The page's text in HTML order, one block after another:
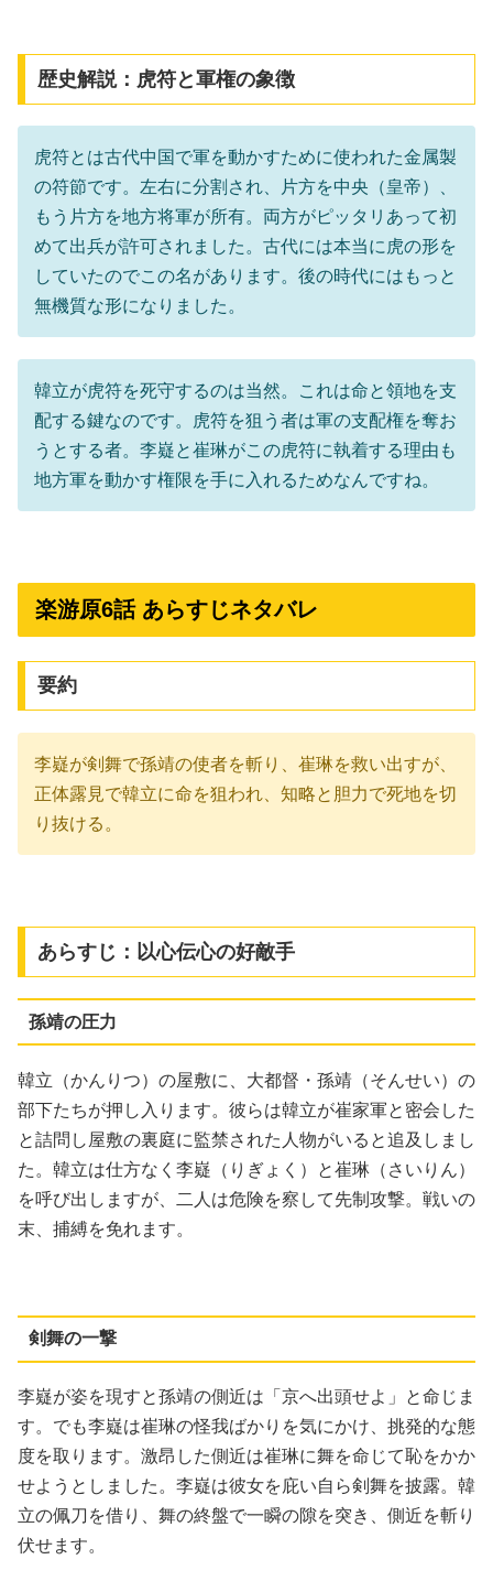
歴史解説：虎符と軍権の象徴
虎符とは古代中国で軍を動かすために使われた金属製
の符節です。左右に分割され、片方を中央（皇帝）、
もう片方を地方将軍が所有。両方がピッタリあって初
めて出兵が許可されました。古代には本当に虎の形を
していたのでこの名があります。後の時代にはもっと
無機質な形になりました。
韓立が虎符を死守するのは当然。これは命と領地を支
配する鍵なのです。虎符を狙う者は軍の支配権を奪お
うとする者。李嶷と崔琳がこの虎符に執着する理由も
地方軍を動かす権限を手に入れるためなんですね。
楽游原6話 あらすじネタバレ
要約
李嶷が剣舞で孫靖の使者を斬り、崔琳を救い出すが、
正体露見で韓立に命を狙われ、知略と胆力で死地を切
り抜ける。
あらすじ：以心伝心の好敵手
孫靖の圧力
韓立（かんりつ）の屋敷に、大都督・孫靖（そんせい）の
部下たちが押し入ります。彼らは韓立が崔家軍と密会した
と詰問し屋敷の裏庭に監禁された人物がいると追及しまし
た。韓立は仕方なく李嶷（りぎょく）と崔琳（さいりん）
を呼び出しますが、二人は危険を察して先制攻撃。戦いの
末、捕縛を免れます。
剣舞の一撃
李嶷が姿を現すと孫靖の側近は「京へ出頭せよ」と命じま
す。でも李嶷は崔琳の怪我ばかりを気にかけ、挑発的な態
度を取ります。激昂した側近は崔琳に舞を命じて恥をかか
せようとしました。李嶷は彼女を庇い自ら剣舞を披露。韓
立の佩刀を借り、舞の終盤で一瞬の隙を突き、側近を斬り
伏せます。